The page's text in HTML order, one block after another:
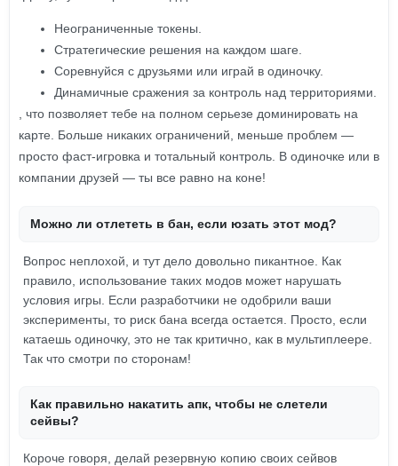
Неограниченные токены.
Стратегические решения на каждом шаге.
Соревнуйся с друзьями или играй в одиночку.
Динамичные сражения за контроль над территориями.
, что позволяет тебе на полном серьезе доминировать на
карте. Больше никаких ограничений, меньше проблем —
просто фаст-игровка и тотальный контроль. В одиночке или в
компании друзей — ты все равно на коне!
Можно ли отлететь в бан, если юзать этот мод?
Вопрос неплохой, и тут дело довольно пикантное. Как
правило, использование таких модов может нарушать
условия игры. Если разработчики не одобрили ваши
эксперименты, то риск бана всегда остается. Просто, если
катаешь одиночку, это не так критично, как в мультиплеере.
Так что смотри по сторонам!
Как правильно накатить апк, чтобы не слетели
сейвы?
Короче говоря, делай резервную копию своих сейвов